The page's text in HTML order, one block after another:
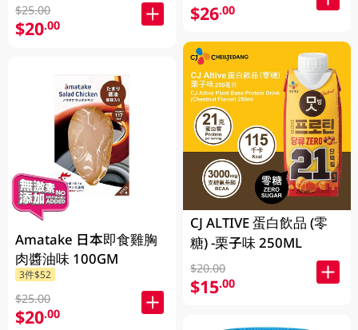
$25.00
$20.00
Amatake 日本即食雞胸
肉醬油味 100GM
3件$52
$25.00
$20.00
$26.00
CJ ALTIVE 蛋白飲品 (零
糖) -栗子味 250ML
$20.00
$15.00